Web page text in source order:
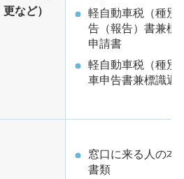
更など）
軽自動車税（種別
告（報告）書兼標
申請書
軽自動車税（種別
車申告書兼標識返
窓口に来る人の本
書類